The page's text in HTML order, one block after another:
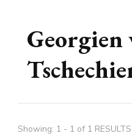
Georgien
Showing: 1 - 1 of 1 RESULTS